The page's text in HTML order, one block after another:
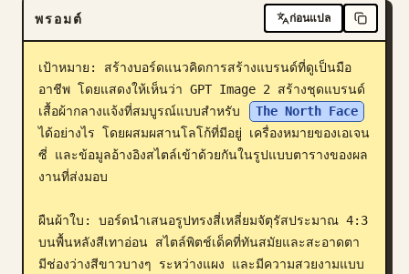
ดาวน์โหลด
บล็อก
อัปเดต
พรอมต์ ก่อนแปล
เป้าหมาย: สร้างบอร์ดแนวคิดการสร้างแบรนด์ที่ดูเป็นมือ
อาชีพ โดยแสดงให้เห็นว่า GPT Image 2 สร้างชุดแบรนด์
เสื้อผ้ากลางแจ้งที่สมบูรณ์แบบสำหรับ
The North Face
ได้อย่างไร โดยผสมผสานโลโก้ที่มีอยู่ เครื่องหมายของเอเจน
ซี่ และข้อมูลอ้างอิงสไตล์เข้าด้วยกันในรูปแบบตารางของผล
งานที่ส่งมอบ
ผืนผ้าใบ: บอร์ดนำเสนอรูปทรงสี่เหลี่ยมจัตุรัสประมาณ 4:3
บนพื้นหลังสีเทาอ่อน สไตล์พิตช์เด็คที่ทันสมัยและสะอาดตา
มีช่องว่างสีขาวบางๆ ระหว่างแผง และมีความสวยงามแบบ